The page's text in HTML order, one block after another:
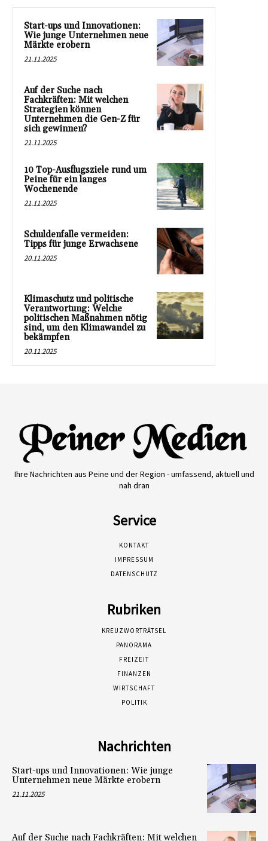
Start-ups und Innovationen:
Wie junge Unternehmen neue
Märkte erobern
21.11.2025
Auf der Suche nach
Fachkräften: Mit welchen
Strategien können
Unternehmen die Gen-Z für
sich gewinnen?
21.11.2025
10 Top-Ausflugsziele rund um
Peine für ein langes
Wochenende
21.11.2025
Schuldenfalle vermeiden:
Tipps für junge Erwachsene
20.11.2025
Klimaschutz und politische
Verantwortung: Welche
politischen Maßnahmen nötig
sind, um den Klimawandel zu
bekämpfen
20.11.2025
Ihre Nachrichten aus Peine und der Region - umfassend, aktuell und
nah dran
Service
KONTAKT
IMPRESSUM
DATENSCHUTZ
Rubriken
KREUZWORTRÄTSEL
PANORAMA
FREIZEIT
FINANZEN
WIRTSCHAFT
POLITIK
Nachrichten
Start-ups und Innovationen: Wie junge
Unternehmen neue Märkte erobern
21.11.2025
Auf der Suche nach Fachkräften: Mit welchen